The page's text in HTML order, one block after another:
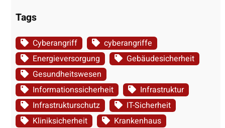
Tags
Cyberangriff
cyberangriffe
Energieversorgung
Gebäudesicherheit
Gesundheitswesen
Informationssicherheit
Infrastruktur
Infrastrukturschutz
IT-Sicherheit
Kliniksicherheit
Krankenhaus